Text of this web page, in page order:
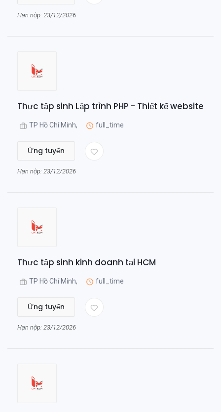
Hạn nộp: 23/12/2026
Thực tập sinh Lập trình PHP - Thiết kế website
TP Hồ Chí Minh, full_time
Ứng tuyển
Hạn nộp: 23/12/2026
Thực tập sinh kinh doanh tại HCM
TP Hồ Chí Minh, full_time
Ứng tuyển
Hạn nộp: 23/12/2026